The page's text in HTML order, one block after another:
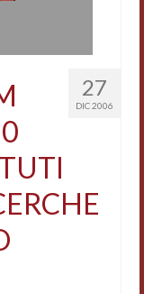
27
DIC 2006